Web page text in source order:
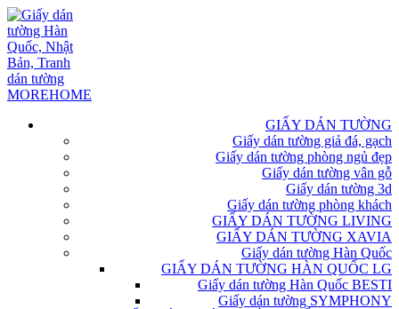
GIẤY DÁN TƯỜNG
Giấy dán tường giả đá, gạch
Giấy dán tường phòng ngủ đẹp
Giấy dán tường vân gỗ
Giấy dán tường 3d
Giấy dán tường phòng khách
GIẤY DÁN TƯỜNG LIVING
GIẤY DÁN TƯỜNG XAVIA
Giấy dán tường Hàn Quốc
GIẤY DÁN TƯỜNG HÀN QUỐC LG
Giấy dán tường Hàn Quốc BESTI
Giấy dán tường SYMPHONY